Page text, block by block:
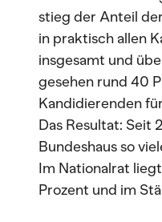
stieg der Anteil
in praktisch allen
insgesamt und
gesehen rund 40
Kandidierenden
Das Resultat: Seit
Bundeshaus so
Im Nationalrat
Prozent und im